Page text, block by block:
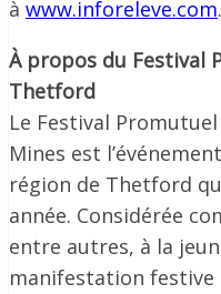
à www.inforeleve.com.
À propos du Festival
Thetford
Le Festival
Mines est
région de Thetford
année. Considérée
entre autres, à la
manifestation